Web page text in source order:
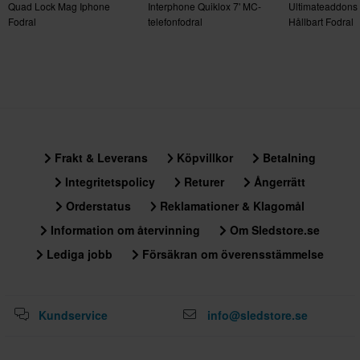
85 x 185 x 15 mm
SAMSUNG GALAXY NOTE9
85 x 190 x 20 mm
GOOGLE PIXEL 3
112 x 234 x 33 mm
IPHONE 13 PRO
85 x 180 x 15 mm
Quad Lock Mag Iphone
Fodral
Interphone Quiklox 7' MC-
telefonfodral
Ultimateaddons
Hållbart Fodral
Frakt & Leverans Köpvillkor
Betalning
Integritetspolicy
Returer
Ångerrätt
Orderstatus
Reklamationer & Klagomål
Information om återvinning
Om Sledstore.se
Lediga jobb
Försäkran om överensstämmelse
Kundservice info@sledstore.se